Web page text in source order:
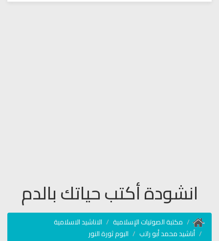
انشودة أكتب حياتك بالدم
مكتبة الصوتيات الإسلامية
الاناشيد الاسلامية
أناشيد محمد أبو راتب
البوم ثورة النور